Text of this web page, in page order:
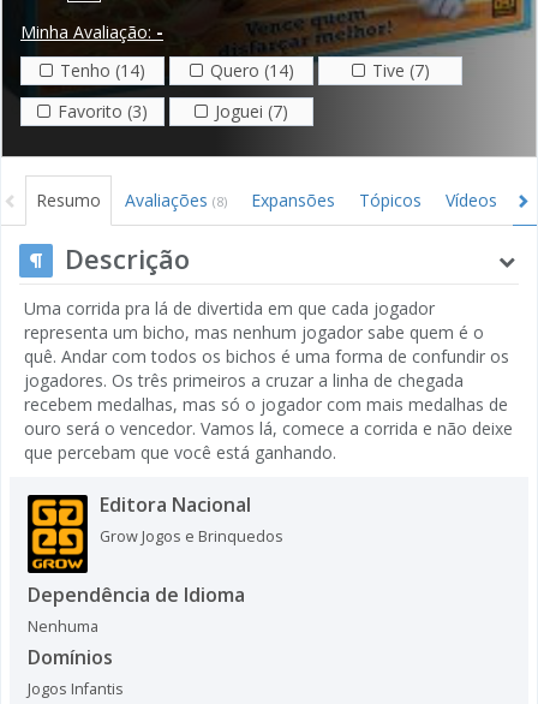
Minha Avaliação: -
Tenho (14)
Quero (14)
Tive (7)
Favorito (3)
Joguei (7)
Resumo Avaliações (8) Expansões Tópicos Vídeos
Descrição
Uma corrida pra lá de divertida em que cada jogador
representa um bicho, mas nenhum jogador sabe quem é o
quê. Andar com todos os bichos é uma forma de confundir os
jogadores. Os três primeiros a cruzar a linha de chegada
recebem medalhas, mas só o jogador com mais medalhas de
ouro será o vencedor. Vamos lá, comece a corrida e não deixe
que percebam que você está ganhando.
Editora Nacional
Grow Jogos e Brinquedos
Dependência de Idioma
Nenhuma
Domínios
Jogos Infantis